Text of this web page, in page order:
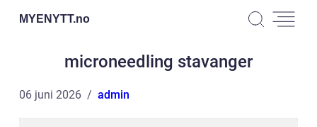
MYENYTT.no
microneedling stavanger
06 juni 2026 admin